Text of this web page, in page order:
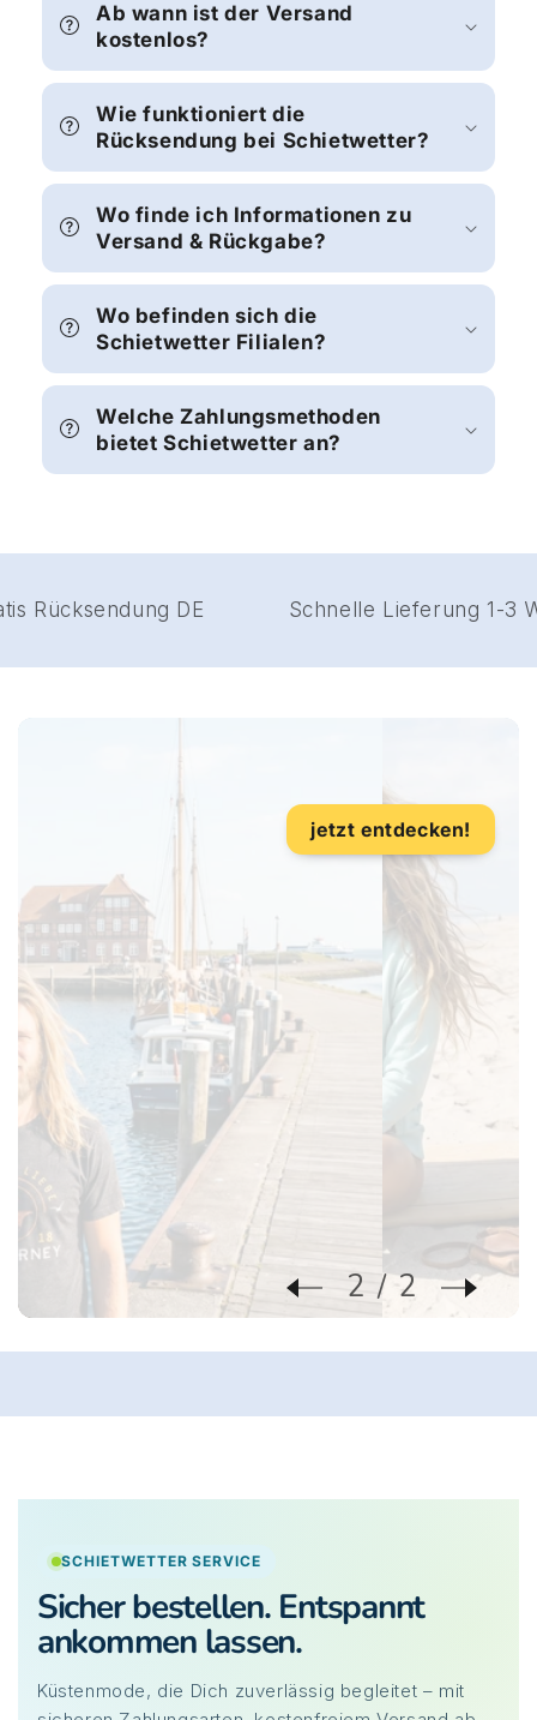
Ab wann ist der Versand
kostenlos?
Wie funktioniert die
Rücksendung bei Schietwetter?
Wo finde ich Informationen zu
Versand & Rückgabe?
Wo befinden sich die
Schietwetter Filialen?
Welche Zahlungsmethoden
bietet Schietwetter an?
Schnelle Lieferung
Gratis Rücksendung DE
Urlaubsshirts
jetzt entdecken!
Zeig, wo Du warst: Das Schietwetter
T-Shirt verbindet Deinen Urlaubsort
mit leichtem Tragekomfort,
norddeutschem Lebensgefühl und
einer Erinnerung, die bleibt.
2 2
SCHIETWETTER SERVICE
Sicher bestellen. Entspannt
ankommen lassen.
Küstenmode, die Dich zuverlässig begleitet – mit